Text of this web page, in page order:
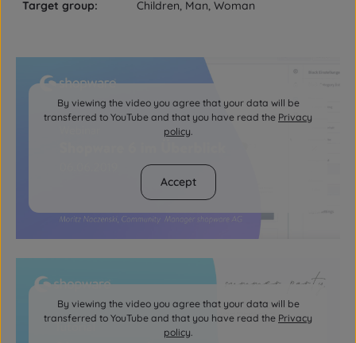
Target group: Children, Man, Woman
By viewing the video you agree that your data will be
transferred to YouTube and that you have read the Privacy
policy.
Accept
By viewing the video you agree that your data will be
transferred to YouTube and that you have read the Privacy
policy.